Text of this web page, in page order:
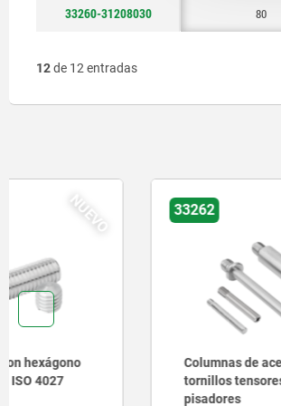
33260-31208030 80
12de 12 entradas
Columnas de acero inoxidable para
tornillos tensores de muelle /